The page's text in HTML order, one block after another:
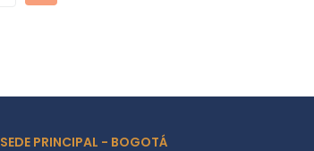
SEDE PRINCIPAL - BOGOTÁ